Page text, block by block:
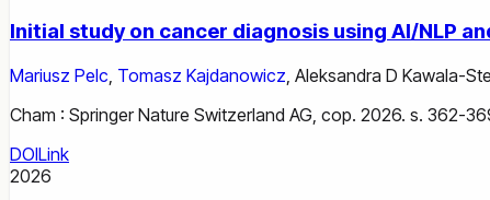
Initial study on cancer diagnosis using AI/NLP
Mariusz Pelc, Tomasz Kajdanowicz, Aleksandra D Kawala-
Cham : Springer Nature Switzerland AG, cop. 2026. s. 362-
DOILink
2026